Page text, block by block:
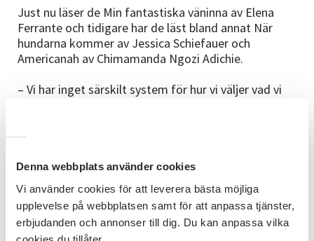
Denna webbplats använder cookies
Vi använder cookies för att leverera bästa möjliga
upplevelse på webbplatsen samt för att anpassa tjänster,
erbjudanden och annonser till dig. Du kan anpassa vilka
Just nu läser de Min fantastiska väninna av Elena
Ferrante och tidigare har de läst bland annat När
hundarna kommer av Jessica Schiefauer och
Americanah av Chimamanda Ngozi Adichie.
– Vi har inget särskilt system för hur vi väljer vad vi
Hemmilä, som är med i samma bokcirkel som Julia.
Det bästa med att ha en bokcirkel tycker de båda är
att dela läsupplevelsen med andra, diskutera
tolkningen av boken, få nya infallsvinklar på olika
ämnen och inte minst att få en sporre att läsa. Ett
plus med bokcirkeln är att de har lärt känna nya